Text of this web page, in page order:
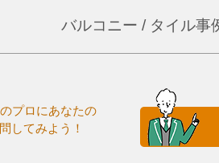
バルコニー / タイル事
プロにあなたの
してみよう！